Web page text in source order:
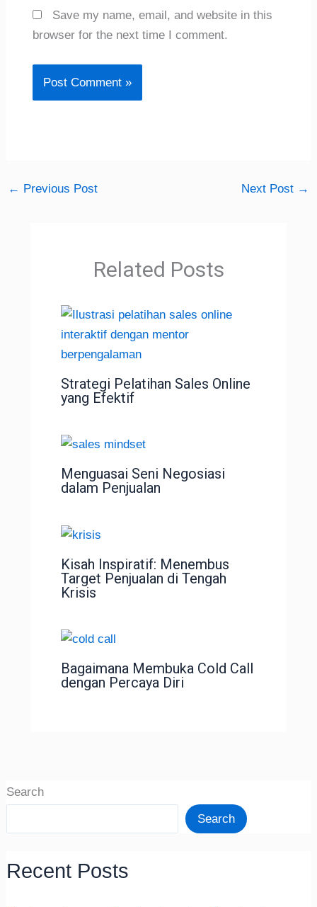
Save my name, email, and website in this
browser for the next time I comment.
← Previous Post Next Post →
Related Posts
Strategi Pelatihan Sales Online
yang Efektif
Menguasai Seni Negosiasi
dalam Penjualan
Kisah Inspiratif: Menembus
Target Penjualan di Tengah
Krisis
Bagaimana Membuka Cold Call
dengan Percaya Diri
Search
Search
Recent Posts